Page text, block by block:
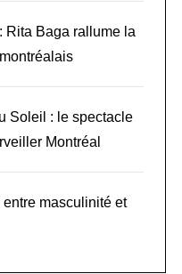
Rita Baga rallume la
Soleil : le spectacle
Montréal
masculinité et